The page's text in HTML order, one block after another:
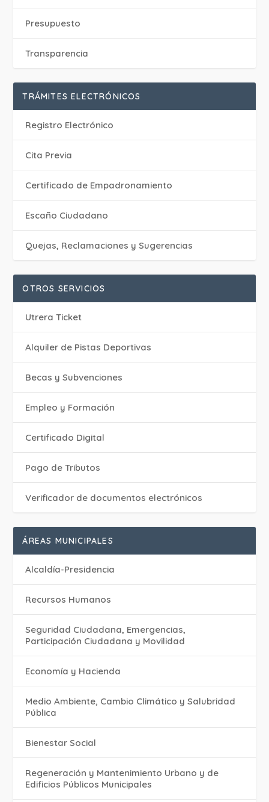
Presupuesto
Transparencia
TRÁMITES ELECTRÓNICOS
Registro Electrónico
Cita Previa
Certificado de Empadronamiento
Escaño Ciudadano
Quejas, Reclamaciones y Sugerencias
OTROS SERVICIOS
Utrera Ticket
Alquiler de Pistas Deportivas
Becas y Subvenciones
Empleo y Formación
Certificado Digital
Pago de Tributos
Verificador de documentos electrónicos
ÁREAS MUNICIPALES
Alcaldía-Presidencia
Recursos Humanos
Seguridad Ciudadana, Emergencias,
Participación Ciudadana y Movilidad
Economía y Hacienda
Medio Ambiente, Cambio Climático y Salubridad
Pública
Bienestar Social
Regeneración y Mantenimiento Urbano y de
Edificios Públicos Municipales